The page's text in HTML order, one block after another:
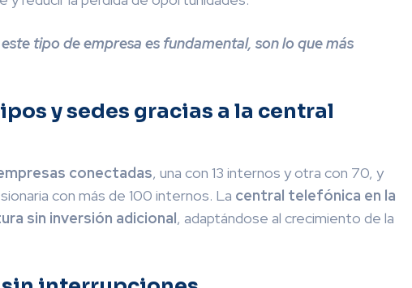
tipo de empresa es fundamental, son lo que más
y sedes gracias a la central
conectadas, una con 13 internos y otra con 70, y
con más de 100 internos. La central telefónica en la
sin inversión adicional, adaptándose al crecimiento de la